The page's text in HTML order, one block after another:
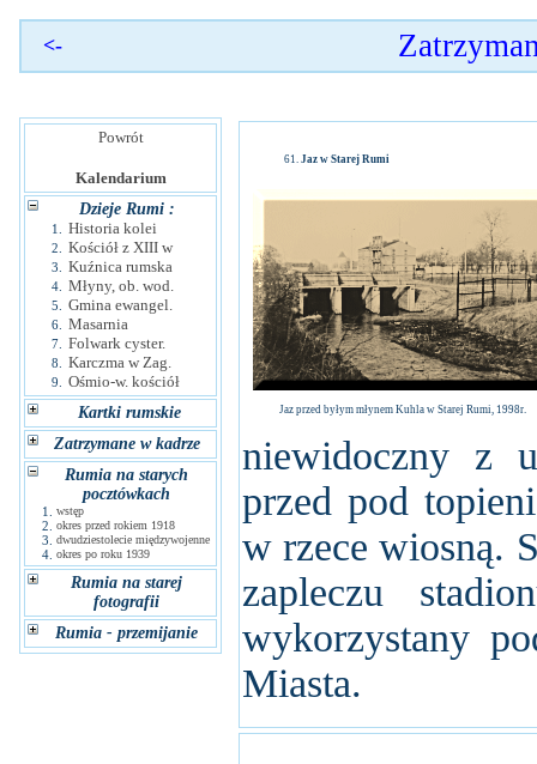
<-
Powrót
Kalendarium
Dzieje Rumi :
1. Historia kolei
2. Kościół z XIII w
3. Kuźnica rumska
4. Młyny, ob. wod.
5. Gmina ewangel.
6. Masarnia
7. Folwark cyster.
8. Karczma w Zag.
9.
Ośmio-w. kościół
Kartki rumskie
Zatrzymane w kadrze
Rumia na starych
pocztówkach
1. wstęp
2. okres przed rokiem 1918
3. dwudziestolecie międzywojenne
4. okres po roku 1939
Rumia na starej
fotografii
Rumia - przemijanie
Jaz w Starej Rumi
Jaz przed byłym młynem Kuhla w Starej Rumi, 1998r.
niewidoczny z
przed pod
w rzece wiosną.
zapleczu
wykorzystany
Miasta.